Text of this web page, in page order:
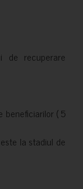
de recuperare
beneficiarilor ( 5
la stadiul de